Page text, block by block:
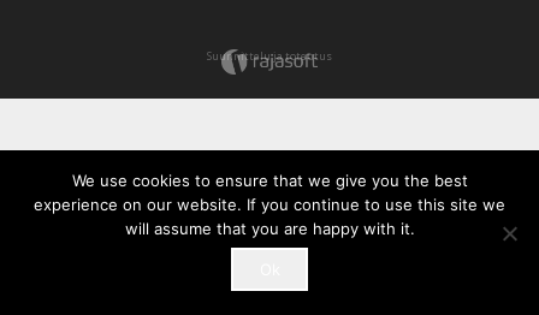
Suunnittelu ja toteutus
We use cookies to ensure that we give you the best
experience on our website. If you continue to use this site we
will assume that you are happy with it.